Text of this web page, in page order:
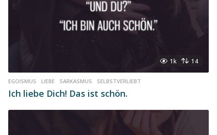
1k 14
EGOISMUS ,LIEBE ,SARKASMUS ,SELBSTVERLIEBT
Ich liebe Dich! Das ist schön.